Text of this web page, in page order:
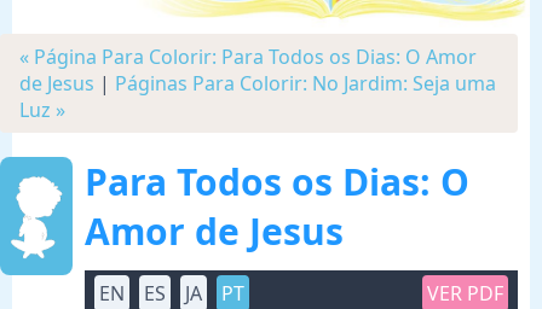
« Página Para Colorir: Para Todos os Dias: O Amor
de Jesus | Páginas Para Colorir: No Jardim: Seja uma
Luz »
Para Todos os Dias: O
Amor de Jesus
EN ES JA PT VER PDF